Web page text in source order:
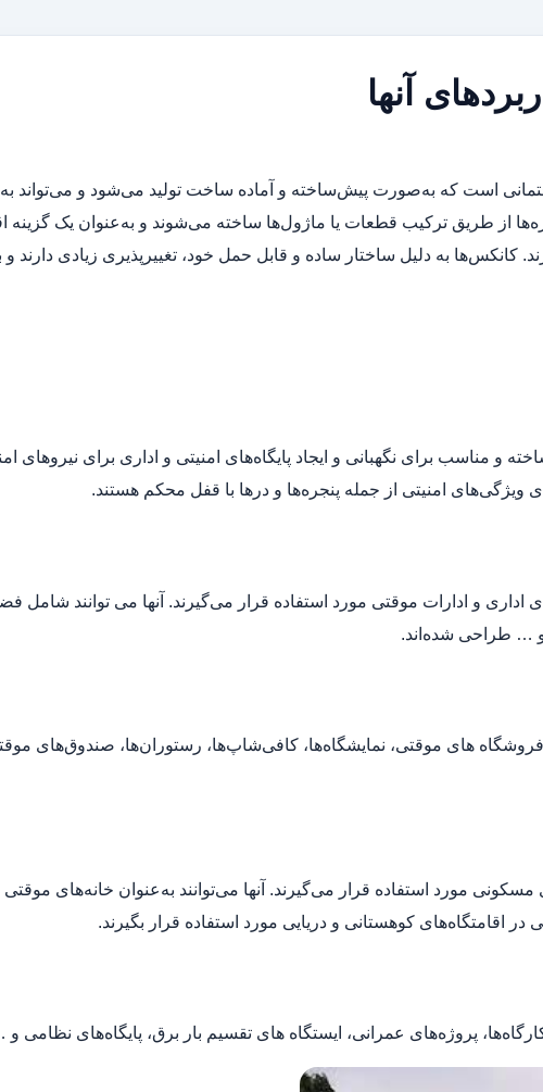
آنها
است که به‌صورت پیش‌ساخته و آماده ساخت تولید می‌شود و می‌تواند
از طریق ترکیب قطعات یا ماژول‌ها ساخته می‌شوند و به‌عنوان یک گزینه
کانکس‌ها به دلیل ساختار ساده و قابل حمل خود، تغییرپذیری زیادی دارند و
و مناسب برای نگهبانی و ایجاد پایگاه‌های امنیتی و اداری برای نیروهای
ویژگی‌های امنیتی از جمله پنجره‌ها و درها با قفل محکم هستند.
اداری و ادارات موقتی مورد استفاده قرار می‌گیرند. آنها می‌ توانند شامل
و … طراحی شده‌اند.
فروشگاه‌ های موقتی، نمایشگاه‌ها، کافی‌شاپ‌ها، رستوران‌ها، صندوق‌های
مسکونی مورد استفاده قرار می‌گیرند. آنها می‌توانند به‌عنوان خانه‌های
اقامتگاه‌های کوهستانی و دریایی مورد استفاده قرار بگیرند.
کارگاه‌ها، پروژه‌های عمرانی، ایستگاه‌ های تقسیم بار برق، پایگاه‌های